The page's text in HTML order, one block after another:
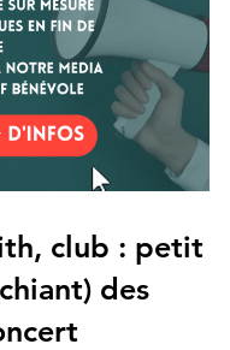
club : petit
des